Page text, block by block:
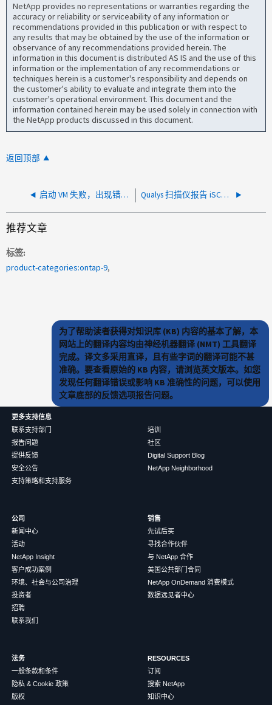
NetApp provides no representations or warranties regarding the
accuracy or reliability or serviceability of any information or
recommendations provided in this publication or with respect to
any results that may be obtained by the use of the information or
observance of any recommendations provided herein. The
information in this document is distributed AS IS and the use of this
information or the implementation of any recommendations or
techniques herein is a customer's responsibility and depends on
the customer's ability to evaluate and integrate them into the
customer's operational environment. This document and the
information contained herein may be used solely in connection with
the NetApp products discussed in this document.
返回顶部
启动 VM 失败，出现错误：Thin/TBZ 磁盘无法在 mutlwriter 模式下打开 Qualys 扫描仪报告 iSCSI Target 身份验证已禁用
推荐文章
标签
product-categories:ontap-9
为了帮助读者获得对知识库 (KB) 内容的基本了解，本
网站上的翻译内容均由神经机器翻译 (NMT) 工具翻译
完成。译文多采用直译，且有些字词的翻译可能不甚
准确。要查看原始的 KB 内容，请浏览英文版本。如您
发现任何翻译错误或影响 KB 准确性的问题，可以使用
文章底部的反馈选项报告问题。
更多支持信息
联系支持部门
报告问题
提供反馈
安全公告
支持策略和支持服务
培训
社区
Digital Support Blog
NetApp Neighborhood
公司
新闻中心
活动
NetApp Insight
客户成功案例
环境、社会与公司治理
投资者
招聘
联系我们
销售
先试后买
寻找合作伙伴
与 NetApp 合作
美国公共部门合同
NetApp OnDemand 消费模式
数据远见者中心
法务
一般条款和条件
隐私 & Cookie 政策
版权
RESOURCES
订阅
搜索 NetApp
知识中心